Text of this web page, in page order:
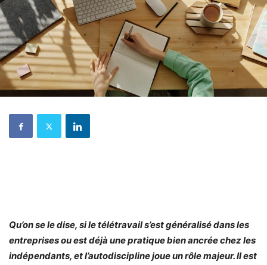
Qu’on se le dise, si le télétravail s’est généralisé dans les
entreprises ou est déjà une pratique bien ancrée chez les
indépendants, et l’autodiscipline joue un rôle majeur. Il est